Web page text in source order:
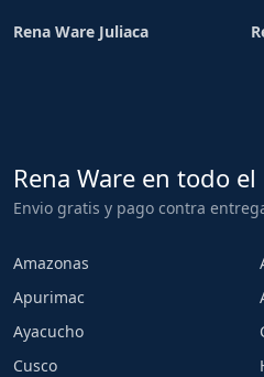
Rena Ware Juliaca
Rena Ware en todo el
Envio gratis y pago contra
Amazonas
Apurimac
Ayacucho
Cusco